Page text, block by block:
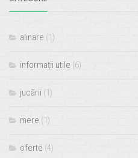
alinare (1)
informații utile (6)
jucării (1)
mere (1)
oferte (4)